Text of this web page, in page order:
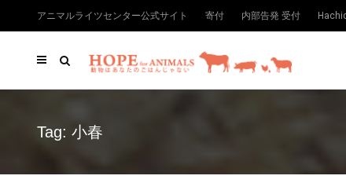
アニマルライツセンター公式サイト 寄付 内部告発 受付
Tag: 小春